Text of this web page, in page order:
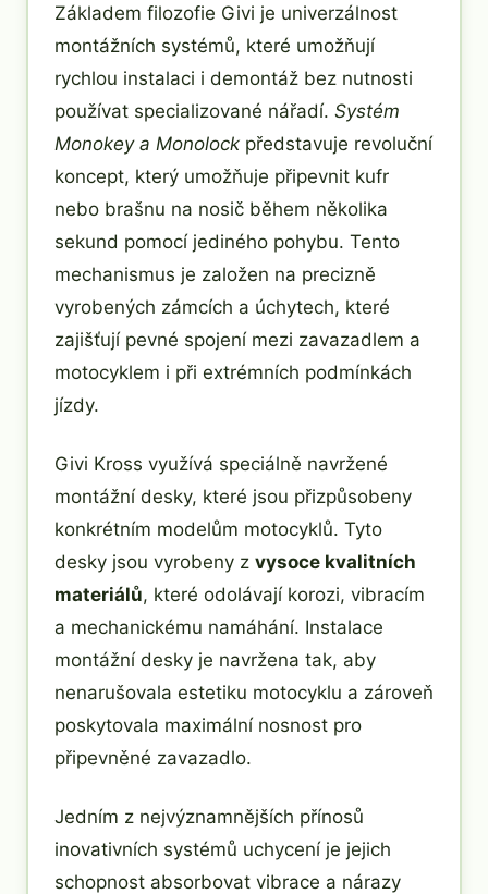
Základem filozofie Givi je univerzálnost
montážních systémů, které umožňují
rychlou instalaci i demontáž bez nutnosti
používat specializované nářadí. Systém
Monokey a Monolock představuje revoluční
koncept, který umožňuje připevnit kufr
nebo brašnu na nosič během několika
sekund pomocí jediného pohybu. Tento
mechanismus je založen na precizně
vyrobených zámcích a úchytech, které
zajišťují pevné spojení mezi zavazadlem a
motocyklem i při extrémních podmínkách
jízdy.
Givi Kross využívá speciálně navržené
montážní desky, které jsou přizpůsobeny
konkrétním modelům motocyklů. Tyto
desky jsou vyrobeny z vysoce kvalitních
materiálů, které odolávají korozi, vibracím
a mechanickému namáhání. Instalace
montážní desky je navržena tak, aby
nenarušovala estetiku motocyklu a zároveň
poskytovala maximální nosnost pro
připevněné zavazadlo.
Jedním z nejvýznamnějších přínosů
inovativních systémů uchycení je jejich
schopnost absorbovat vibrace a nárazy